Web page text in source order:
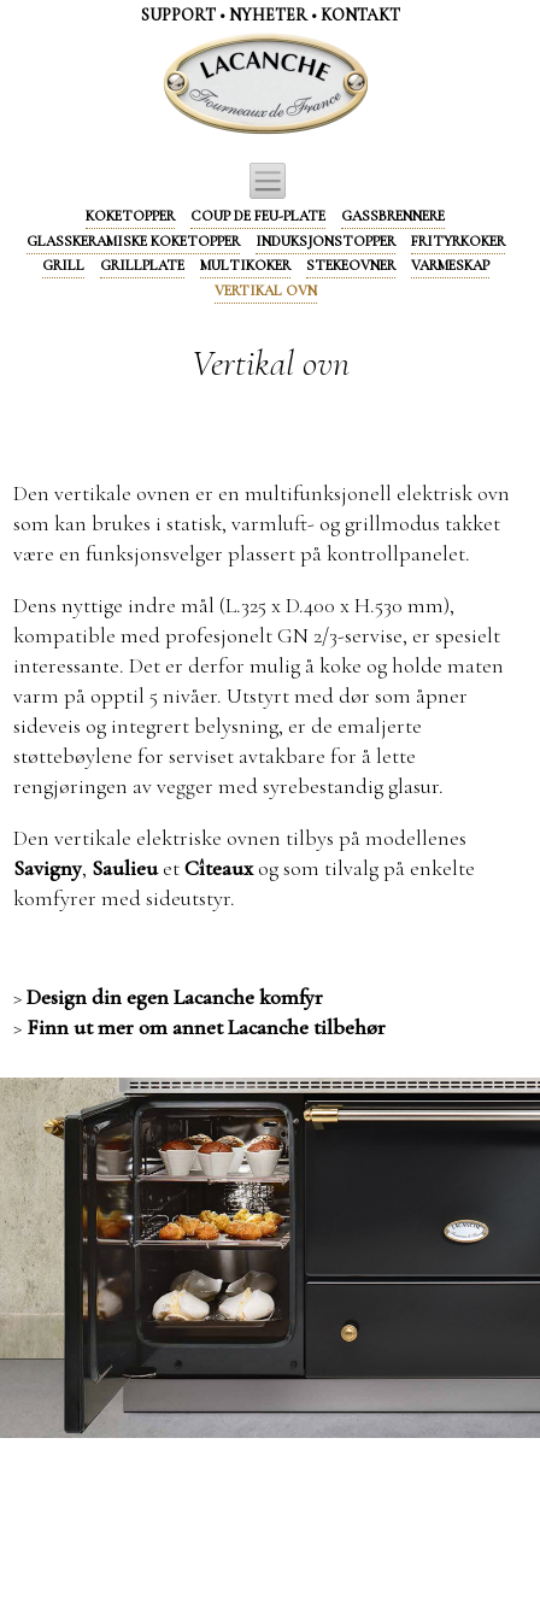
SUPPORT•NYHETER•KONTAKT
KOKETOPPER COUP DE FEU-PLATE
GASSBRENNERE
GLASSKERAMISKE KOKETOPPER
INDUKSJONSTOPPER
FRITYRKOKER
GRILL
GRILLPLATE MULTIKOKER STEKEOVNER
VARMESKAP
VERTIKAL OVN
Vertikal ovn
Den vertikale ovnen er en multifunksjonell elektrisk ovn
som kan brukes i statisk, varmluft- og grillmodus takket
være en funksjonsvelger plassert på kontrollpanelet.
Dens nyttige indre mål (L.325 x D.400 x H.530 mm),
kompatible med profesjonelt GN 2/3-servise, er spesielt
interessante. Det er derfor mulig å koke og holde maten
varm på opptil 5 nivåer. Utstyrt med dør som åpner
sideveis og integrert belysning, er de emaljerte
støttebøylene for serviset avtakbare for å lette
rengjøringen av vegger med syrebestandig glasur.
Den vertikale elektriske ovnen tilbys på modellenes
Savigny, SaulieuetCîteauxog som tilvalg på enkelte
komfyrer med sideutstyr.
>Design din egen Lacanche komfyr
> Finn ut mer om annet Lacanche tilbehør
Panel for informasjonskapsler